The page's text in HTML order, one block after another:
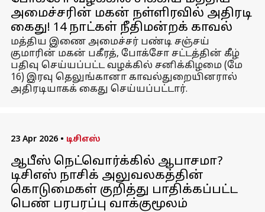
அமைச்சரின் மகன் நள்ளிரவில் அதிரடி
கைது! 14 நாட்கள் நீதிமன்றக் காவல்
மத்திய இணை அமைச்சர் பண்டி சஞ்சய்
குமாரின் மகன் பகீரத், போக்சோ சட்டத்தின் கீழ்
பதிவு செய்யப்பட்ட வழக்கில் சனிக்கிழமை (மே
16) இரவு தெலுங்கானா காவல்துறையினரால்
அதிரடியாகக் கைது செய்யப்பட்டார்.
23 Apr 2026 • டிசிஎஸ்
ஆபீஸ் நெட்வொர்க்கில் ஆபாசமா?
டிசிஎஸ் நாசிக் அலுவலகத்தின்
கொடுமைகள் குறித்து பாதிக்கப்பட்ட
பெண் பரபரப்பு வாக்குமூலம்